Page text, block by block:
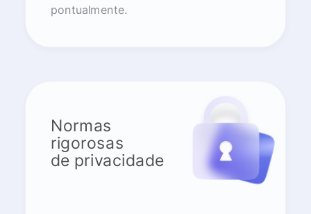
pontualmente.
Normas
rigorosas
de privacidade